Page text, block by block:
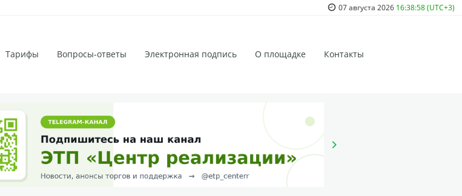
07 августа 2026 16:38:58 (UTC+3)
Тарифы Вопросы-ответы Электронная подпись О площадке Контакты